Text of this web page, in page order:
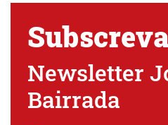
Newsletter
Bairrada